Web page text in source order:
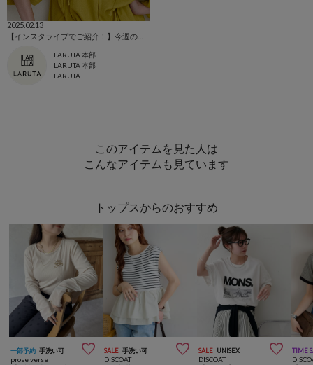
2025.02.13
LARUTA 本部
LARUTA 本部
LARUTA
このアイテムを見た人は
こんなアイテムも見ています
トップスからのおすすめ
一部予約 手洗い可 
prose verse
SALE 手洗い可 
DISCOAT
SALE UNISEX 
DISCOAT
TIME